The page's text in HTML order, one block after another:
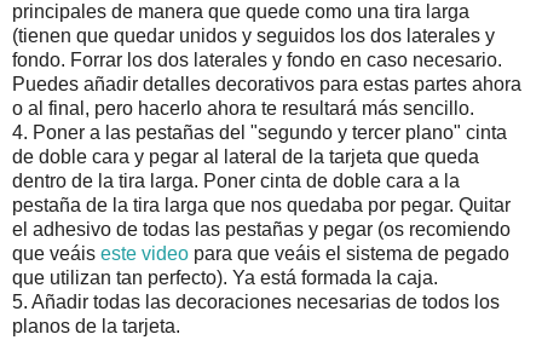
principales de manera que quede como una tira larga
(tienen que quedar unidos y seguidos los dos laterales y
fondo. Forrar los dos laterales y fondo en caso necesario.
Puedes añadir detalles decorativos para estas partes ahora
o al final, pero hacerlo ahora te resultará más sencillo.
4. Poner a las pestañas del "segundo y tercer plano" cinta
de doble cara y pegar al lateral de la tarjeta que queda
dentro de la tira larga. Poner cinta de doble cara a la
pestaña de la tira larga que nos quedaba por pegar. Quitar
el adhesivo de todas las pestañas y pegar (os recomiendo
que veáis este video para que veáis el sistema de pegado
que utilizan tan perfecto). Ya está formada la caja.
5. Añadir todas las decoraciones necesarias de todos los
planos de la tarjeta.